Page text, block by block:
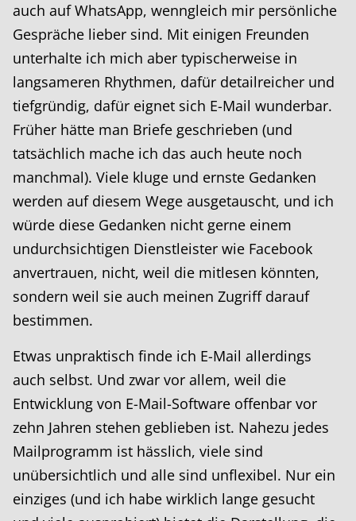
auch auf WhatsApp, wenngleich mir persönliche
Gespräche lieber sind. Mit einigen Freunden
unterhalte ich mich aber typischerweise in
langsameren Rhythmen, dafür detailreicher und
tiefgründig, dafür eignet sich E-Mail wunderbar.
Früher hätte man Briefe geschrieben (und
tatsächlich mache ich das auch heute noch
manchmal). Viele kluge und ernste Gedanken
werden auf diesem Wege ausgetauscht, und ich
würde diese Gedanken nicht gerne einem
undurchsichtigen Dienstleister wie Facebook
anvertrauen, nicht, weil die mitlesen könnten,
sondern weil sie auch meinen Zugriff darauf
bestimmen.
Etwas unpraktisch finde ich E-Mail allerdings
auch selbst. Und zwar vor allem, weil die
Entwicklung von E-Mail-Software offenbar vor
zehn Jahren stehen geblieben ist. Nahezu jedes
Mailprogramm ist hässlich, viele sind
unübersichtlich und alle sind unflexibel. Nur ein
einziges (und ich habe wirklich lange gesucht